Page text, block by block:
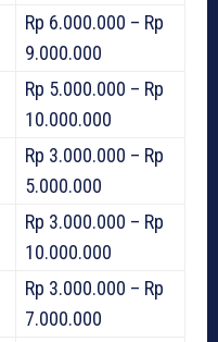
Rp 6.000.000 – Rp
9.000.000
Rp 5.000.000 – Rp
10.000.000
Rp 3.000.000 – Rp
5.000.000
Rp 3.000.000 – Rp
10.000.000
Rp 3.000.000 – Rp
7.000.000